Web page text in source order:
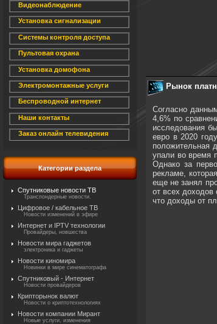
Видеонаблюдение
Установка сигнализации
Системы контроля доступа
Пультовая охрана
Установка домофона
Электромонтажные услуги
Беспроводной интернет
Наши контакты
Заказ онлайн телевидения
Категории раздела
Спутниковые новости ТВ
Транспондерные новости.
Цифровое / кабельное ТВ
Новости изменений в эфире
Интернет и IPTV технологии
Провайдеры, новшества
Новости мира гаджетов
электроника и гаджеты
Новости киномира
Новинки в мире синематографа
Спутниковый - Интернет
Новости провайдеров
Крипторынок валют
Новости о криптотехнологиях
Новости компании Мирант
Новые услуги, изменения
Рынок
Согласно
4,6% по
исследования
евро в 2020
положительная
упали во время
Однако за
рекламе,
еще не занял
от всех доходов
что доходы от